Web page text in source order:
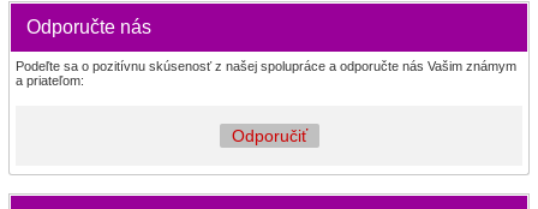
Odporučte nás
Podeľte sa o pozitívnu skúsenosť z našej spolupráce a odporučte nás Vašim známym
a priateľom:
Odporučiť